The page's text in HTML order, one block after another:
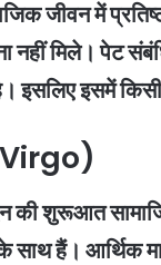
जीवन में
मिले। पेट
इसलिए इसमें
की शुरूआत
साथ हैं। आर्थिक